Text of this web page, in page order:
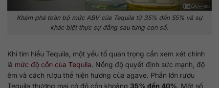
Khám phá toàn bộ mức ABV của Tequila từ 35% đến 55% và sự
khác biệt thực sự đằng sau từng con số.
Khi tìm hiểu Tequila, một yếu tố quan trọng cần xem xét chính
là mức độ cồn của Tequila. Nồng độ quyết định sức mạnh, độ
êm và cách rượu thể hiện hương của agave. Phần lớn rượu
Tequila thương mại có độ cồn khoảng 35% đến 40%. Một số